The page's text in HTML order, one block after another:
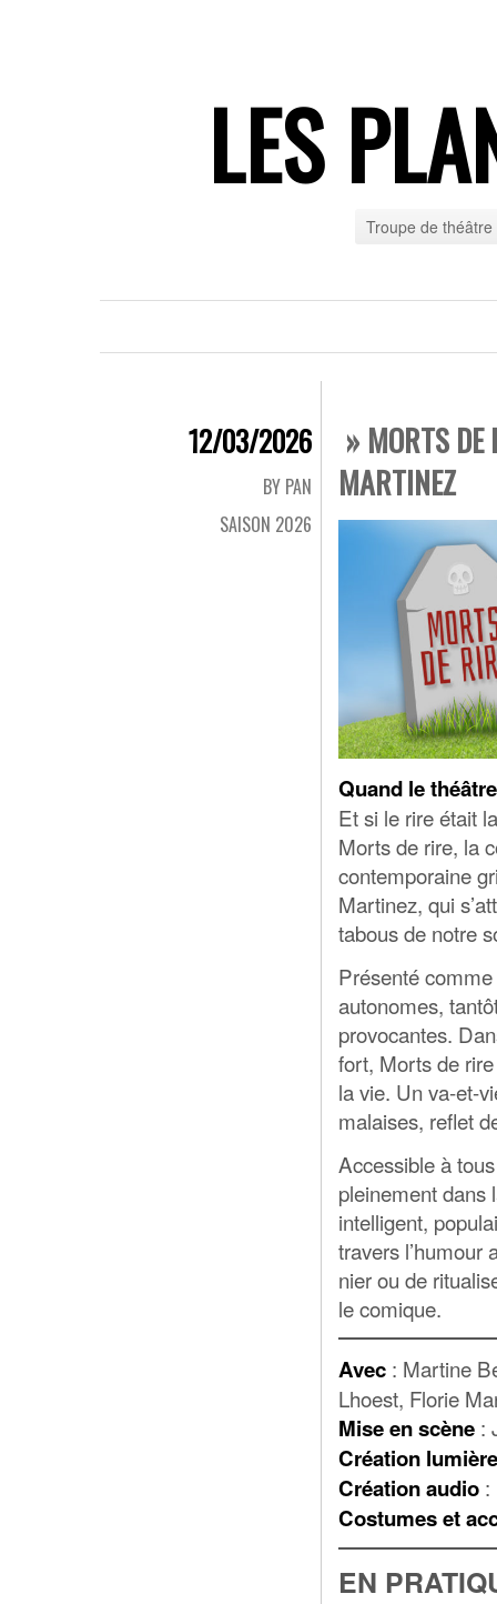
LES
Troupe de
12/03/2026
BY PAN
SAISON 2026
» MORTS DE
MARTINEZ
Quand le
Et si le rire était
Morts de rire, la
contemporaine
Martinez, qui
tabous de notre
Présenté
autonomes,
provocantes.
fort, Morts de
la vie. Un va-et-
malaises, reflet
Accessible à
pleinement dans
intelligent,
travers l’humour
nier ou de
le comique.
Avec : Martine
Lhoest, Florie
Mise en scène :
Création
Création audio :
Costumes et
EN